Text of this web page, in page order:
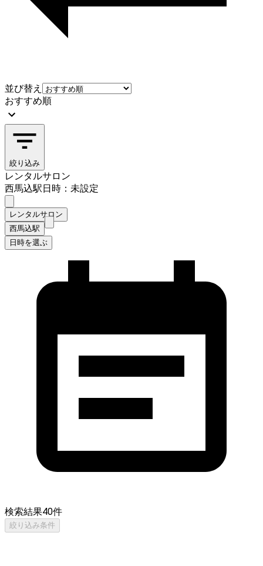
並び替え
おすすめ順
絞り込み
レンタルサロン
西馬込駅日時：未設定
レンタルサロン
西馬込駅
日時を選ぶ
検索結果40件
絞り込み条件